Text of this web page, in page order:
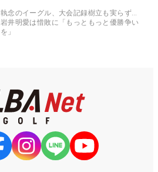
執念のイーグル、大会記録樹立も実らず…
岩井明愛は惜敗に「もっともっと優勝争い
を」